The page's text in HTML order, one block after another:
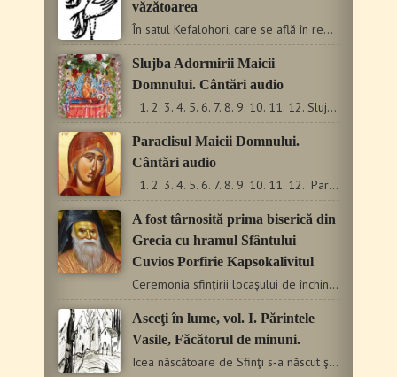
văzătoarea
În satul Kefalohori, care se află în regiunea Niceii din…
Slujba Adormirii Maicii
Domnului. Cântări audio
1. 2. 3. 4. 5. 6. 7. 8. 9. 10. 11. 12. Slujba Adormirii Maicii…
Paraclisul Maicii Domnului.
Cântări audio
1. 2. 3. 4. 5. 6. 7. 8. 9. 10. 11. 12. Paraclisul Maicii…
A fost târnosită prima biserică din
Grecia cu hramul Sfântului
Cuvios Porfirie Kapsokalivitul
Ceremonia sfințirii locașului de închinare și prima Sfântă…
Asceţi în lume, vol. I. Părintele
Vasile, Făcătorul de minuni.
Icea născătoare de Sfinţi s‑a născut şi a adormit preotul…